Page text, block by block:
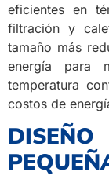
eficientes en
filtración y
tamaño más
energía para
temperatura
costos de